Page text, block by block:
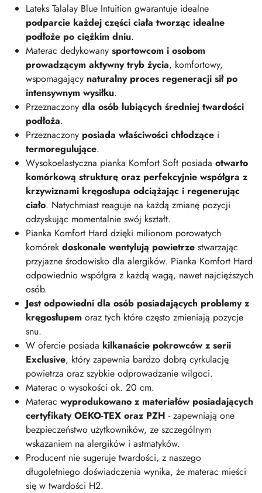
Lateks Talalay Blue Intuition gwarantuje idealne
podparcie każdej części ciała tworząc idealne
podłoże po ciężkim dniu.
Materac dedykowany sportowcom i osobom
prowadzącym aktywny tryb życia, komfortowy,
wspomagający naturalny proces regeneracji sił po
intensywnym wysiłku.
Przeznaczony dla osób lubiących średniej twardości
podłoża.
Przeznaczony posiada właściwości chłodzące i
termoregulujące.
Wysokoelastyczna pianka Komfort Soft posiada otwarto
komórkową strukturę oraz perfekcyjnie współgra z
krzywiznami kręgosłupa odciążając i regenerując
ciało. Natychmiast reaguje na każdą zmianę pozycji
odzyskując momentalnie swój kształt.
Pianka Komfort Hard dzięki milionom porowatych
komórek doskonale wentylują powietrze stwarzając
przyjazne środowisko dla alergików. Pianka Komfort Hard
odpowiednio współgra z każdą wagą, nawet najcięższych
osób.
Jest odpowiedni dla osób posiadających problemy z
kręgosłupem oraz tych które często zmieniają pozycje
snu.
W ofercie posiada kilkanaście pokrowców z serii
Exclusive, który zapewnia bardzo dobrą cyrkulację
powietrza oraz szybkie odprowadzanie wilgoci.
Materac o wysokości ok. 20 cm.
Materac wyprodukowano z materiałów posiadających
certyfikaty OEKO-TEX oraz PZH - zapewniają one
bezpieczeństwo użytkowników, ze szczególnym
wskazaniem na alergików i astmatyków.
Producent nie sugeruje twardości, z naszego
długoletniego doświadczenia wynika, że materac mieści
się w twardości H2.